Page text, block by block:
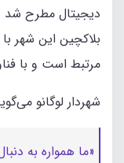
دیجیتال مطرح شد و
بلاکچین این شهر
مرتبط است و با
شهردار لوگانو
«ما همواره به